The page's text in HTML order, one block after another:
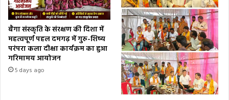
बैगा संस्कृति के संरक्षण की दिशा में
महत्वपूर्ण पहल दमगढ़ में गुरु-शिष्य
परंपरा कला दीक्षा कार्यक्रम का हुआ
गरिमामय आयोजन
5 days ago